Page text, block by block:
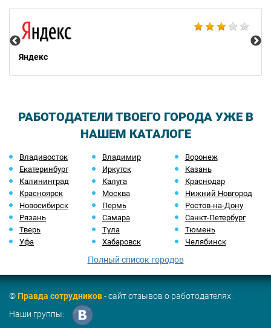
Яндекс
РАБОТОДАТЕЛИ ТВОЕГО ГОРОДА УЖЕ В
НАШЕМ КАТАЛОГЕ
Владивосток Владимир
Воронеж
Екатеринбург
Иркутск
Казань
Калининград
Калуга
Краснодар
Красноярск
Москва
Нижний Новгород
Новосибирск
Пермь
Ростов-на-Дону
Рязань
Самара
Санкт-Петербург
Тверь
Тула
Тюмень
Уфа
Хабаровск Челябинск
Полный список городов
©Правда сотрудников- сайт отзывов о работодателях.
Наши группы: